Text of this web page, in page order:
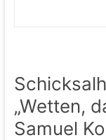
„Wetten,
Samuel